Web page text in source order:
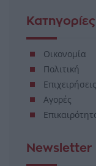
Κατηγορίες
Οικονομία
Πολιτική
Επιχειρήσεις
Αγορές
Newsletter